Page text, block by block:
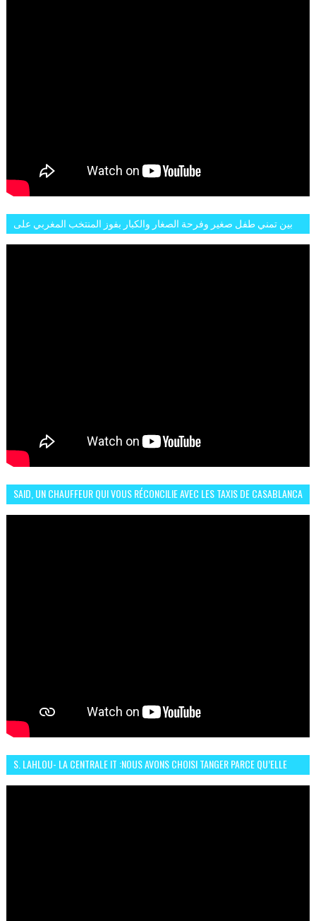
بين تمني طفل صغير وفرحة الصغار والكبار بفوز المنتخب المغربي على
SAID, UN CHAUFFEUR QUI VOUS RÉCONCILIE AVEC LES TAXIS DE CASABLANCA
S. LAHLOU- LA CENTRALE IT :NOUS AVONS CHOISI TANGER PARCE QU’ELLE